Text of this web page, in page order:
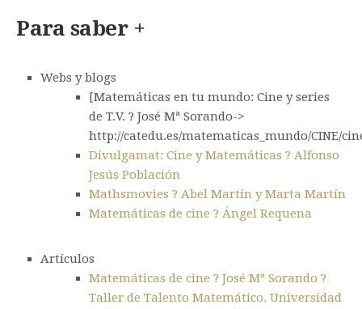
Para saber +
Webs y blogs
[Matemáticas en tu mundo: Cine y series
de T.V. ? José Mª Sorando->
http://catedu.es/matematicas_mundo/CINE/
Divulgamat: Cine y Matemáticas ? Alfonso
Jesús Población
Mathsmovies ? Abel Martín y Marta Martín
Matemáticas de cine ? Ángel Requena
Artículos
Matemáticas de cine ? José Mª Sorando ?
Taller de Talento Matemático. Universidad